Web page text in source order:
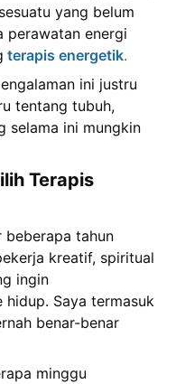
yang belum
perawatan energi
terapis energetik.
ini justru
tentang tubuh,
selama ini mungkin
Terapis
beberapa tahun
kreatif, spiritual
ingin
Saya termasuk
benar-benar
minggu